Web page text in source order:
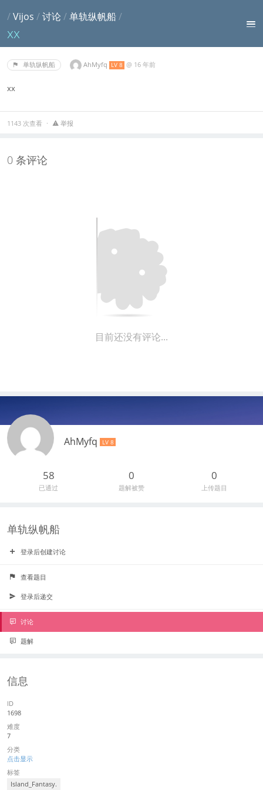
/Vijos /讨论 /单轨纵帆船/
xx
单轨纵帆船 AhMyfq LV 8 @ 16 年前
xx
1143 次查看 举报
0 条评论
目前还没有评论...
AhMyfq LV 8
58
已通过
0
题解被赞
0
上传题目
单轨纵帆船
登录后创建讨论
查看题目
登录后递交
讨论
题解
信息
ID
1698
难度
7
分类
点击显示
标签
Island_Fantasy.